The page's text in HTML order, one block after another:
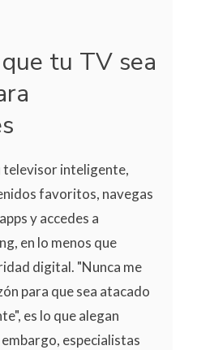
tu TV sea
televisor inteligente,
favoritos, navegas
y accedes a
en lo menos que
digital. "Nunca me
para que sea atacado
es lo que alegan
especialistas